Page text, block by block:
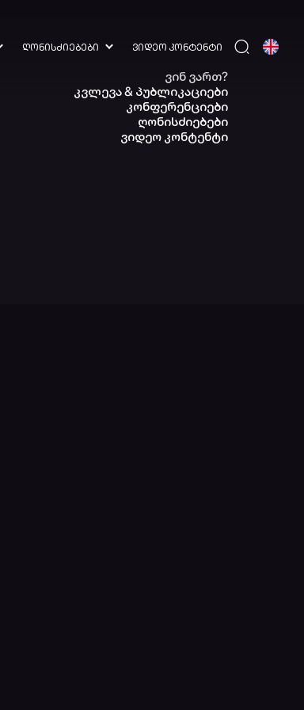
ᲦᲝᲜᲘᲡᲫᲘᲔᲑᲔᲑᲘ ᲕᲘᲓᲔᲝ ᲙᲝᲜᲢᲔᲜᲢᲘ
ვინ ვართ?
კვლევა & პუბლიკაციები
კონფერენციები
ღონისძიებები
ვიდეო კონტენტი